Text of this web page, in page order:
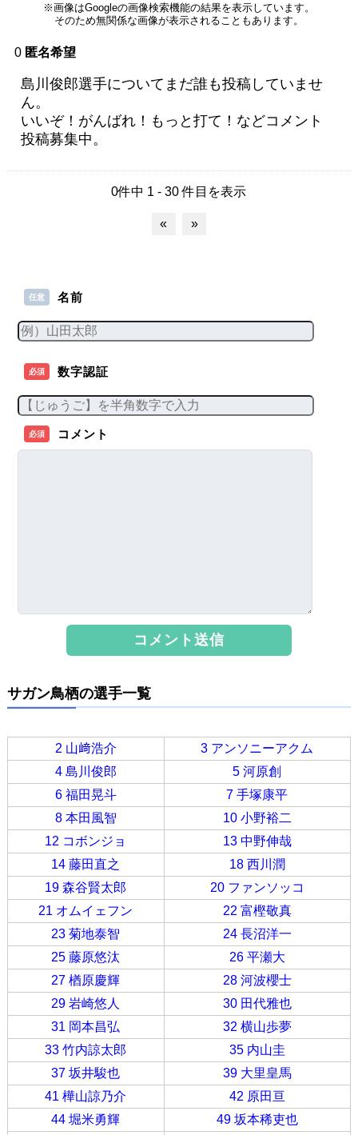
※画像はGoogleの画像検索機能の結果を表示しています。
そのため無関係な画像が表示されることもあります。
0 匿名希望
島川俊郎選手についてまだ誰も投稿していませ
ん。
いいぞ！がんばれ！もっと打て！などコメント
投稿募集中。
0件中 1 - 30 件目を表示
« »
任意 名前
必須 数字認証
必須 コメント
サガン鳥栖の選手一覧
2 山﨑浩介
3 アンソニーアクム
4 島川俊郎
5 河原創
6 福田晃斗
7 手塚康平
8 本田風智
10 小野裕二
12 コボンジョ
13 中野伸哉
14 藤田直之
18 西川潤
19 森谷賢太郎
20 ファンソッコ
21 オムイェフン
22 富樫敬真
23 菊地泰智
24 長沼洋一
25 藤原悠汰
26 平瀬大
27 楢原慶輝
28 河波櫻士
29 岩崎悠人
30 田代雅也
31 岡本昌弘
32 横山歩夢
33 竹内諒太郎
35 内山圭
37 坂井駿也
39 大里皇馬
41 樺山諒乃介
42 原田亘
44 堀米勇輝
49 坂本稀吏也